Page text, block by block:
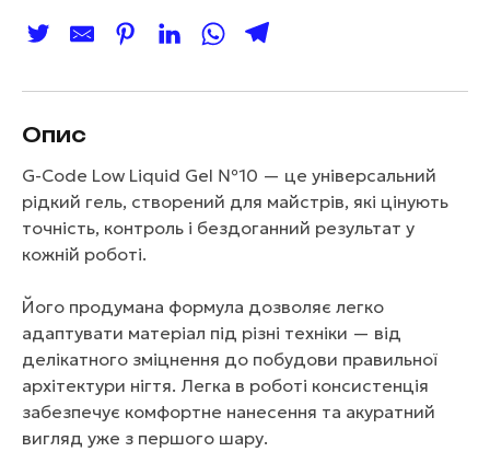
Опис
G-Code Low Liquid Gel №10 — це універсальний
рідкий гель, створений для майстрів, які цінують
точність, контроль і бездоганний результат у
кожній роботі.
Його продумана формула дозволяє легко
адаптувати матеріал під різні техніки — від
делікатного зміцнення до побудови правильної
архітектури нігтя. Легка в роботі консистенція
забезпечує комфортне нанесення та акуратний
вигляд уже з першого шару.